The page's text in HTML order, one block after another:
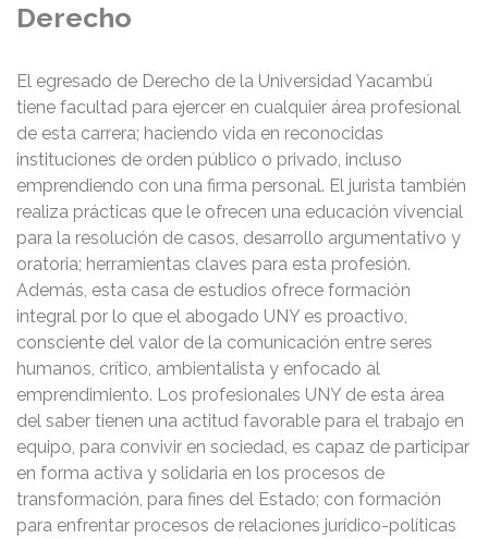
Derecho
El egresado de Derecho de la Universidad Yacambú
tiene facultad para ejercer en cualquier área profesional
de esta carrera; haciendo vida en reconocidas
instituciones de orden público o privado, incluso
emprendiendo con una firma personal. El jurista también
realiza prácticas que le ofrecen una educación vivencial
para la resolución de casos, desarrollo argumentativo y
oratoria; herramientas claves para esta profesión.
Además, esta casa de estudios ofrece formación
integral por lo que el abogado UNY es proactivo,
consciente del valor de la comunicación entre seres
humanos, crítico, ambientalista y enfocado al
emprendimiento. Los profesionales UNY de esta área
del saber tienen una actitud favorable para el trabajo en
equipo, para convivir en sociedad, es capaz de participar
en forma activa y solidaria en los procesos de
transformación, para fines del Estado; con formación
para enfrentar procesos de relaciones jurídico-políticas